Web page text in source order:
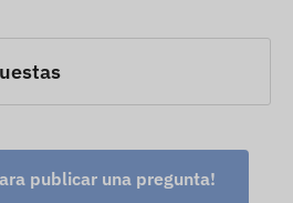
publicar una pregunta!